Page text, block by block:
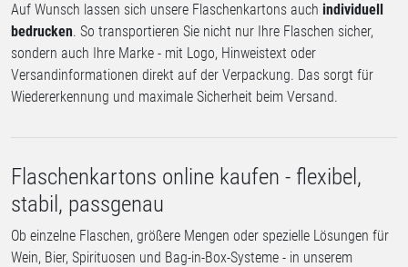
Auf Wunsch lassen sich unsere Flaschenkartons auch individuell
bedrucken. So transportieren Sie nicht nur Ihre Flaschen sicher,
sondern auch Ihre Marke - mit Logo, Hinweistext oder
Versandinformationen direkt auf der Verpackung. Das sorgt für
Wiedererkennung und maximale Sicherheit beim Versand.
Flaschenkartons online kaufen - flexibel,
stabil, passgenau
Ob einzelne Flaschen, größere Mengen oder spezielle Lösungen für
Wein, Bier, Spirituosen und Bag-in-Box-Systeme - in unserem